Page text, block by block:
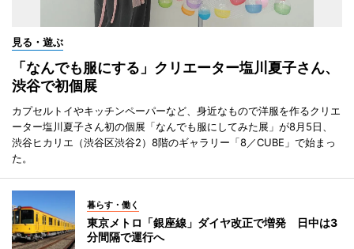
見る・遊ぶ
「なんでも服にする」クリエーター塩川夏子さん、
渋谷で初個展
カプセルトイやキッチンペーパーなど、身近なもので洋服を作るクリエ
ーター塩川夏子さん初の個展「なんでも服にしてみた展」が8月5日、
渋谷ヒカリエ（渋谷区渋谷2）8階のギャラリー「8／CUBE」で始まっ
た。
暮らす・働く
東京メトロ「銀座線」ダイヤ改正で増発 日中は3
分間隔で運行へ